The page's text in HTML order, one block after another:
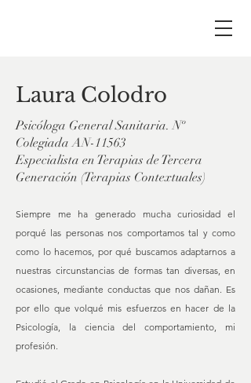
Laura Colodro
Psicóloga General Sanitaria. Nº
Colegiada AN-11563
Especialista en Terapias de Tercera
Generación (Terapias Contextuales)
Siempre me ha generado mucha curiosidad el
porqué las personas nos comportamos tal y como
como lo hacemos, por qué buscamos adaptarnos a
nuestras circunstancias de formas tan diversas, en
ocasiones, mediante conductas que nos dañan. Es
por ello que volqué mis esfuerzos en hacer de la
Psicología, la ciencia del comportamiento, mi
profesión.